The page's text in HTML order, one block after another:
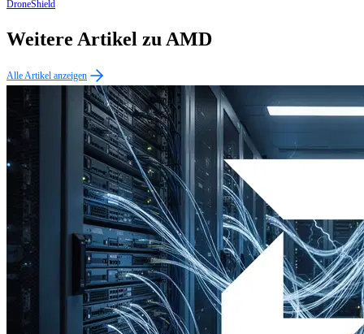
DroneShield
Weitere Artikel zu AMD
Alle Artikel anzeigen